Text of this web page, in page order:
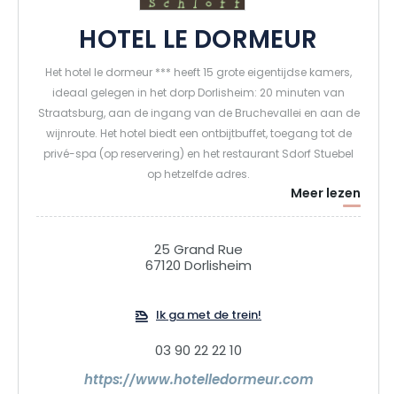
HOTEL LE DORMEUR
Het hotel le dormeur *** heeft 15 grote eigentijdse kamers,
ideaal gelegen in het dorp Dorlisheim: 20 minuten van
Straatsburg, aan de ingang van de Bruchevallei en aan de
wijnroute. Het hotel biedt een ontbijtbuffet, toegang tot de
privé-spa (op reservering) en het restaurant Sdorf Stuebel
op hetzelfde adres.
Meer lezen
25 Grand Rue
67120 Dorlisheim
Ik ga met de trein!
03 90 22 22 10
https://www.hotelledormeur.com